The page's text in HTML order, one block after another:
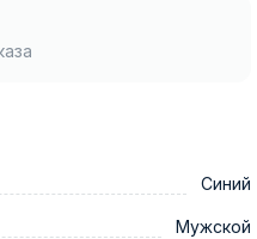
Синий
Мужской